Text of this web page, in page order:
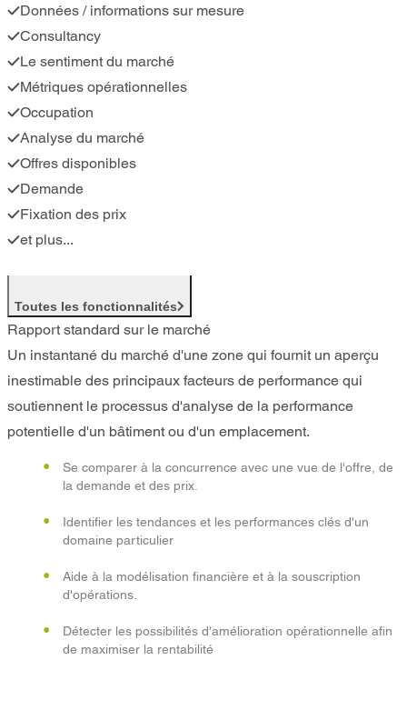
Données / informations sur mesure
Consultancy
Le sentiment du marché
Métriques opérationnelles
Occupation
Analyse du marché
Offres disponibles
Demande
Fixation des prix
et plus...
Toutes les fonctionnalités
Rapport standard sur le marché
Un instantané du marché d'une zone qui fournit un aperçu
inestimable des principaux facteurs de performance qui
soutiennent le processus d'analyse de la performance
potentielle d'un bâtiment ou d'un emplacement.
Se comparer à la concurrence avec une vue de l'offre, de
la demande et des prix.
Identifier les tendances et les performances clés d'un
domaine particulier
Aide à la modélisation financière et à la souscription
d'opérations.
Détecter les possibilités d'amélioration opérationnelle afin
de maximiser la rentabilité